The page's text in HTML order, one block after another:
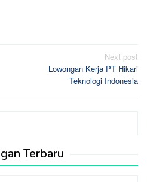
Next post
Lowongan Kerja PT Hikari
Teknologi Indonesia
Terbaru